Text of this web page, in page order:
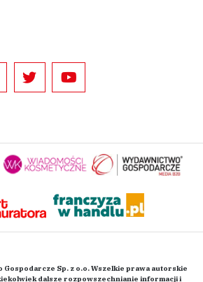
Gospodarcze Sp. z o.o. Wszelkie prawa autorskie
dalsze rozpowszechnianie informacji i